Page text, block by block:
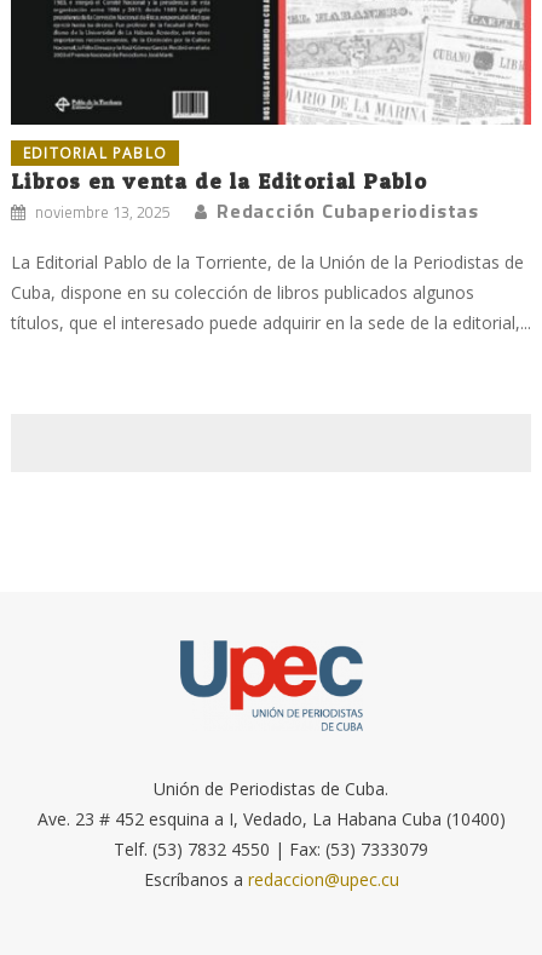
EDITORIAL PABLO
Libros en venta de la Editorial Pablo
noviembre 13, 2025 Redacción Cubaperiodistas
La Editorial Pablo de la Torriente, de la Unión de la Periodistas de
Cuba, dispone en su colección de libros publicados algunos
títulos, que el interesado puede adquirir en la sede de la editorial,...
Unión de Periodistas de Cuba.
Ave. 23 # 452 esquina a I, Vedado, La Habana Cuba (10400)
Telf. (53) 7832 4550 | Fax: (53) 7333079
Escríbanos a redaccion@upec.cu